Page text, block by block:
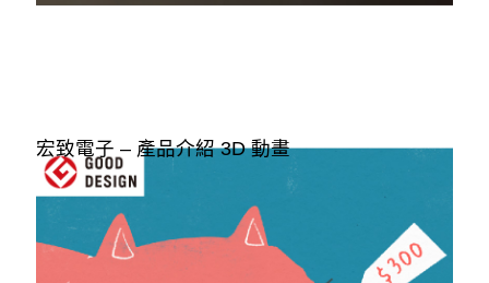
宏致電子 – 產品介紹 3D 動畫